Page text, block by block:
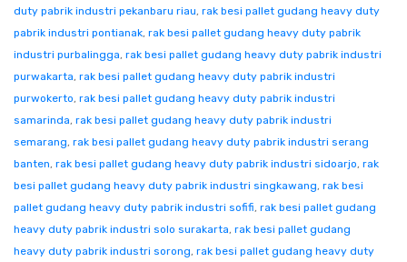
duty pabrik industri pekanbaru riau, rak besi pallet gudang heavy duty
pabrik industri pontianak, rak besi pallet gudang heavy duty pabrik
industri purbalingga, rak besi pallet gudang heavy duty pabrik industri
purwakarta, rak besi pallet gudang heavy duty pabrik industri
purwokerto, rak besi pallet gudang heavy duty pabrik industri
samarinda, rak besi pallet gudang heavy duty pabrik industri
semarang, rak besi pallet gudang heavy duty pabrik industri serang
banten, rak besi pallet gudang heavy duty pabrik industri sidoarjo, rak
besi pallet gudang heavy duty pabrik industri singkawang, rak besi
pallet gudang heavy duty pabrik industri sofifi, rak besi pallet gudang
heavy duty pabrik industri solo surakarta, rak besi pallet gudang
heavy duty pabrik industri sorong, rak besi pallet gudang heavy duty